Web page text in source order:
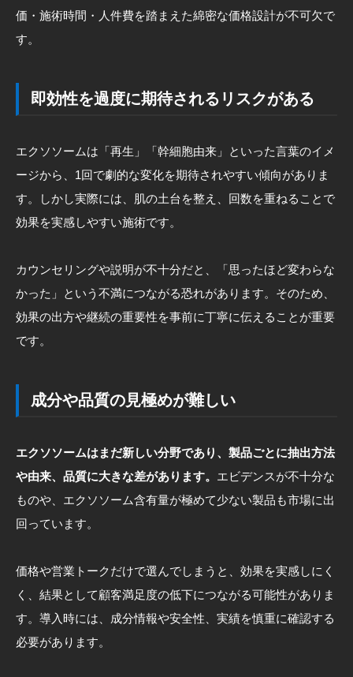
価・施術時間・人件費を踏まえた綿密な価格設計が不可欠で
す。
即効性を過度に期待されるリスクがある
エクソソームは「再生」「幹細胞由来」といった言葉のイメ
ージから、1回で劇的な変化を期待されやすい傾向がありま
す。しかし実際には、肌の土台を整え、回数を重ねることで
効果を実感しやすい施術です。
カウンセリングや説明が不十分だと、「思ったほど変わらな
かった」という不満につながる恐れがあります。そのため、
効果の出方や継続の重要性を事前に丁寧に伝えることが重要
です。
成分や品質の見極めが難しい
エクソソームはまだ新しい分野であり、製品ごとに抽出方法
や由来、品質に大きな差があります。 エビデンスが不十分な
ものや、エクソソーム含有量が極めて少ない製品も市場に出
回っています。
価格や営業トークだけで選んでしまうと、効果を実感しにく
く、結果として顧客満足度の低下につながる可能性がありま
す。導入時には、成分情報や安全性、実績を慎重に確認する
必要があります。